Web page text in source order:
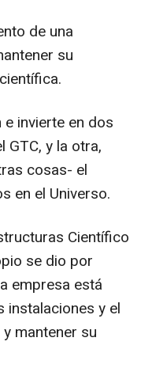
de una
su
invierte en dos
GTC, y la otra,
cosas- el
en el Universo.
Científico
se dio por
empresa está
instalaciones y el
mantener su